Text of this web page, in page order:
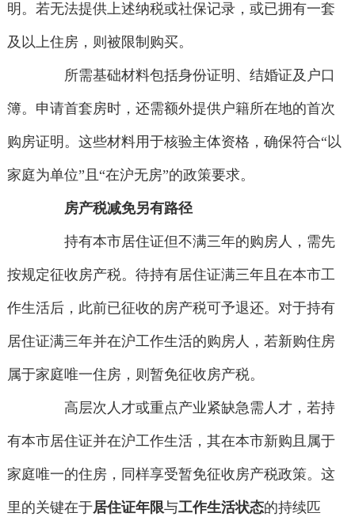
明。若无法提供上述纳税或社保记录，或已拥有一套
及以上住房，则被限制购买。
所需基础材料包括身份证明、结婚证及户口
簿。申请首套房时，还需额外提供户籍所在地的首次
购房证明。这些材料用于核验主体资格，确保符合“以
家庭为单位”且“在沪无房”的政策要求。
房产税减免另有路径
持有本市居住证但不满三年的购房人，需先
按规定征收房产税。待持有居住证满三年且在本市工
作生活后，此前已征收的房产税可予退还。对于持有
居住证满三年并在沪工作生活的购房人，若新购住房
属于家庭唯一住房，则暂免征收房产税。
高层次人才或重点产业紧缺急需人才，若持
有本市居住证并在沪工作生活，其在本市新购且属于
家庭唯一的住房，同样享受暂免征收房产税政策。这
里的关键在于居住证年限与工作生活状态的持续匹